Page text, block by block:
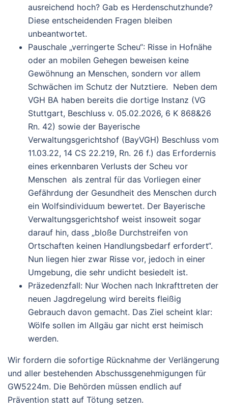
ausreichend hoch? Gab es Herdenschutzhunde?
Diese entscheidenden Fragen bleiben
unbeantwortet.
Pauschale „verringerte Scheu“: Risse in Hofnähe
oder an mobilen Gehegen beweisen keine
Gewöhnung an Menschen, sondern vor allem
Schwächen im Schutz der Nutztiere. Neben dem
VGH BA haben bereits die dortige Instanz (VG
Stuttgart, Beschluss v. 05.02.2026, 6 K 868&26
Rn. 42) sowie der Bayerische
Verwaltungsgerichtshof (BayVGH) Beschluss vom
11.03.22, 14 CS 22.219, Rn. 26 f.) das Erfordernis
eines erkennbaren Verlusts der Scheu vor
Menschen als zentral für das Vorliegen einer
Gefährdung der Gesundheit des Menschen durch
ein Wolfsindividuum bewertet. Der Bayerische
Verwaltungsgerichtshof weist insoweit sogar
darauf hin, dass „bloße Durchstreifen von
Ortschaften keinen Handlungsbedarf erfordert“.
Nun liegen hier zwar Risse vor, jedoch in einer
Umgebung, die sehr undicht besiedelt ist.
Präzedenzfall: Nur Wochen nach Inkrafttreten der
neuen Jagdregelung wird bereits fleißig
Gebrauch davon gemacht. Das Ziel scheint klar:
Wölfe sollen im Allgäu gar nicht erst heimisch
werden.
Wir fordern die sofortige Rücknahme der Verlängerung
und aller bestehenden Abschussgenehmigungen für
GW5224m. Die Behörden müssen endlich auf
Prävention statt auf Tötung setzen.